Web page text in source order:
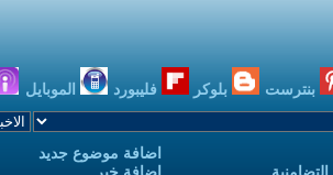
بنترست بلوكر فليبورد الموبايل
اضافة موضوع جديد